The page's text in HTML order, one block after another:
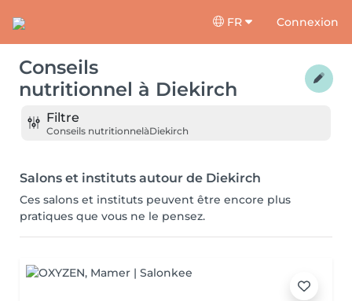
FR Connexion
Conseils
nutritionnel à Diekirch
Filtre
Conseils nutritionnelàDiekirch
Salons et instituts autour de Diekirch
Ces salons et instituts peuvent être encore plus
pratiques que vous ne le pensez.